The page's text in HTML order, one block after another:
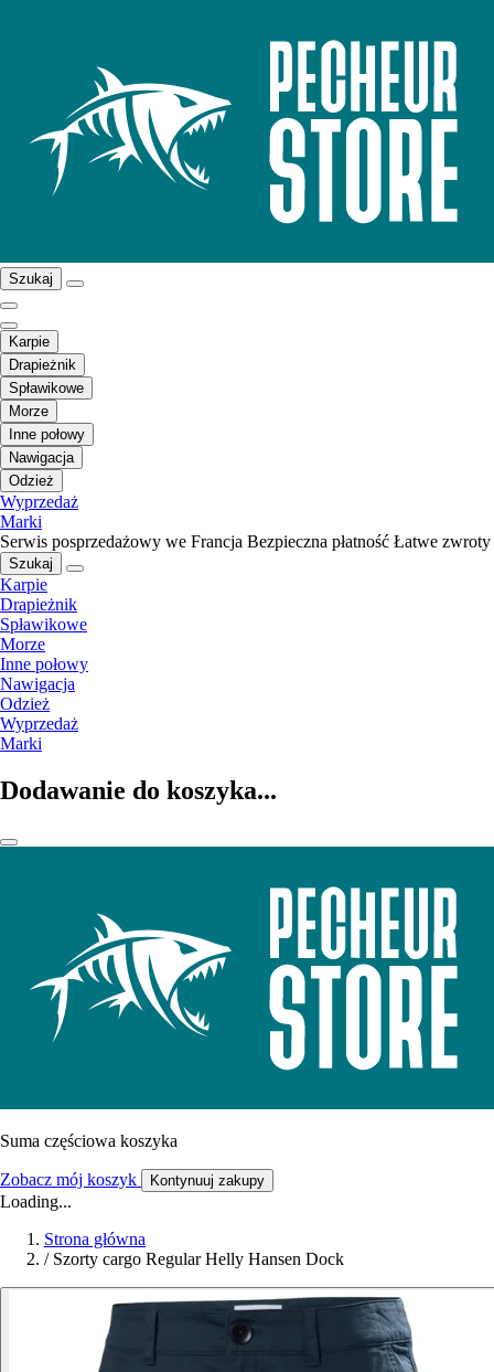
Szukaj
Karpie
Drapieżnik
Spławikowe
Morze
Inne połowy
Nawigacja
Odzież
Wyprzedaż
Marki
Serwis posprzedażowy we Francja Bezpieczna płatność Łatwe zwroty
Szukaj
Karpie
Drapieżnik
Spławikowe
Morze
Inne połowy
Nawigacja
Odzież
Wyprzedaż
Marki
Dodawanie do koszyka...
Suma częściowa koszyka
Zobacz mój koszyk Kontynuuj zakupy
Loading...
Strona główna
/ Szorty cargo Regular Helly Hansen Dock